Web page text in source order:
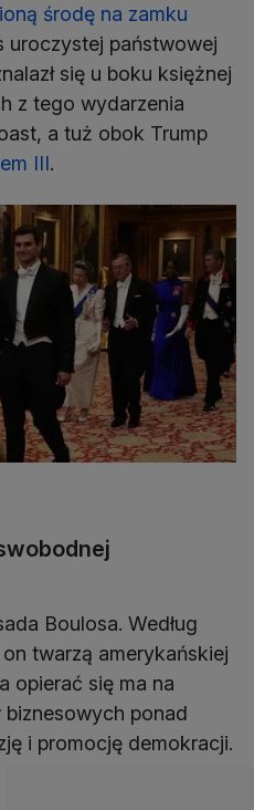
środę na zamku
uroczystej państwowej
się u boku księżnej
z tego wydarzenia
a tuż obok Trump
III.
Boulosa. Według
twarzą amerykańskiej
opierać się ma na
ponad
i promocję demokracji.